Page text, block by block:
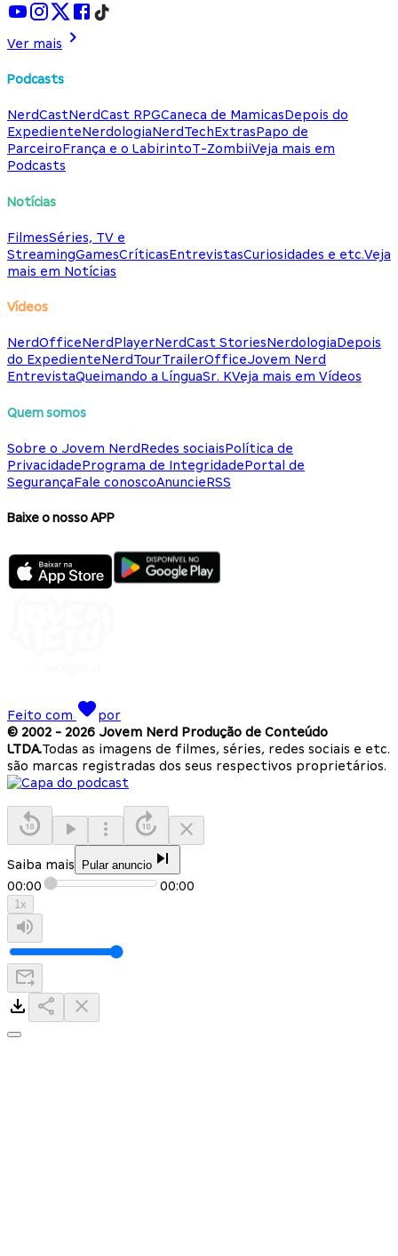
Ver mais
Podcasts
NerdCastNerdCast RPGCaneca de MamicasDepois do
ExpedienteNerdologiaNerdTechExtrasPapo de
ParceiroFrança e o LabirintoT-ZombiiVeja mais em
Podcasts
Notícias
FilmesSéries, TV e
StreamingGamesCríticasEntrevistasCuriosidades e etc.Veja
mais em Notícias
Vídeos
NerdOfficeNerdPlayerNerdCast StoriesNerdologiaDepois
do ExpedienteNerdTourTrailerOfficeJovem Nerd
EntrevistaQueimando a LínguaSr. KVeja mais em Vídeos
Quem somos
Sobre o Jovem NerdRedes sociaisPolítica de
PrivacidadePrograma de IntegridadePortal de
SegurançaFale conoscoAnuncieRSS
Baixe o nosso APP
Feito com
por
© 2002 - 2026 Jovem Nerd Produção de Conteúdo
LTDA.Todas as imagens de filmes, séries, redes sociais e etc.
são marcas registradas dos seus respectivos proprietários.
Saiba mais Pular anuncio
00:00 00:00
1x